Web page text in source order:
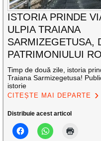
ISTORIA PRINDE
ULPIA TRAIANA
SARMIZEGETUSA,
PATRIMONIULUI
Timp de două zile, istoria
Traiana Sarmizegetusa!
istorie
CITEȘTE MAI DEPARTE
Distribuie acest articol